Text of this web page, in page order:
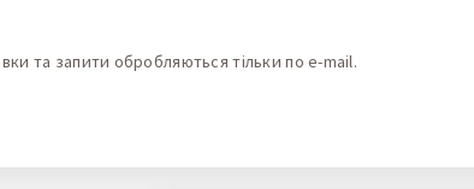
та запити обробляються тільки по e-mail.